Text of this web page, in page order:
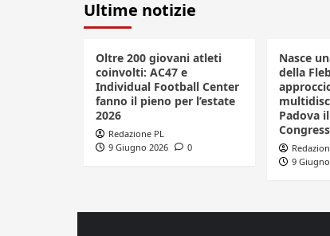
Ultime notizie
Oltre 200 giovani atleti
coinvolti: AC47 e
Individual Football Center
fanno il pieno per l’estate
2026
Redazione PL
9 Giugno 2026
0
Nasce
della
Padova
9